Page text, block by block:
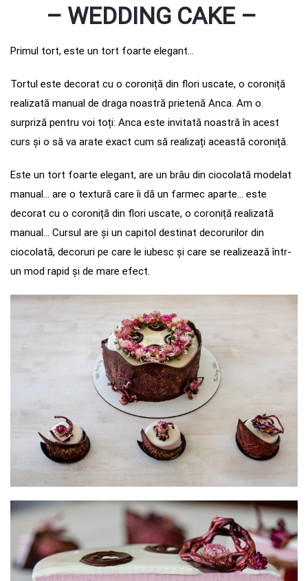
– WEDDING CAKE –
Primul tort, este un tort foarte elegant…
Tortul este decorat cu o coroniță din flori uscate, o coroniță
realizată manual de draga noastră prietenă Anca. Am o
surpriză pentru voi toți: Anca este invitată noastră în acest
curs și o să va arate exact cum să realizați această coroniță.
Este un tort foarte elegant, are un brâu din ciocolată modelat
manual… are o textură care îi dă un farmec aparte… este
decorat cu o coroniță din flori uscate, o coroniță realizată
manual… Cursul are și un capitol destinat decorurilor din
ciocolată, decoruri pe care le iubesc și care se realizează într-
un mod rapid și de mare efect.